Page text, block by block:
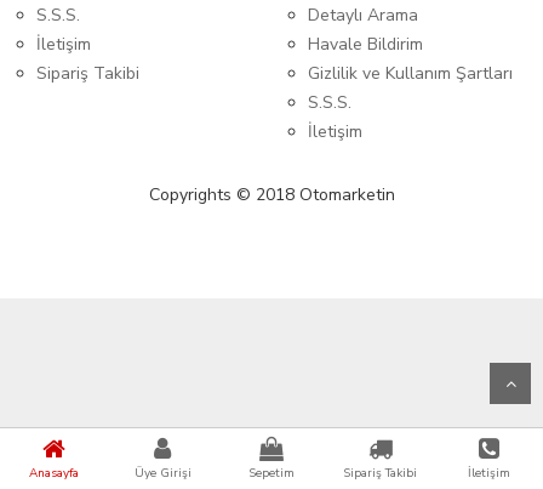
Anasayfa Üye Girişi Sepetim Sipariş Takibi İletişim
S.S.S.
İletişim
Sipariş Takibi
Detaylı Arama
Havale Bildirim
Gizlilik ve Kullanım Şartları
S.S.S.
İletişim
Copyrights © 2018 Otomarketin